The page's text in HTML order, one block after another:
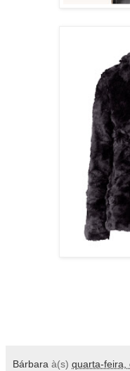
Bárbara à(s) quarta-feira,